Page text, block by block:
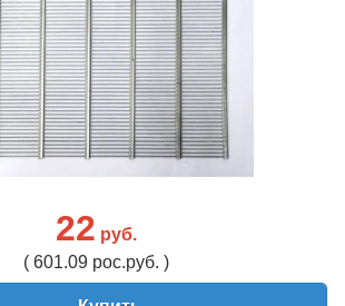
22 руб.
( 601.09 рос.руб. )